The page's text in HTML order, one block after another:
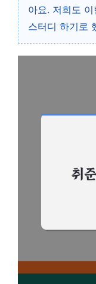
아요. 저희도
스터디 하기로